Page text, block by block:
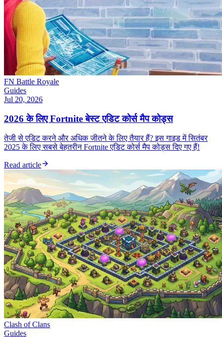
FN Battle Royale
Guides
Jul 20, 2026
2026 के लिए Fortnite बेस्ट एडिट कोर्स मैप कोड्स
तेजी से एडिट करने और अधिक जीतने के लिए तैयार हैं? इस गाइड में सितंबर
2025 के लिए सबसे बेहतरीन Fortnite एडिट कोर्स मैप कोड्स दिए गए हैं!
Read article
Clash of Clans
Guides